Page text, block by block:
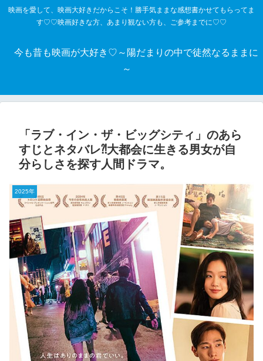
映画を愛して、映画大好きだからこそ！勝手気ままな感想書かせてもらってま
す♡♡映画好きな方、あまり観ない方も、ご参考までに♡♡
今も昔も映画が大好き♡～陽だまりの中で徒然なるままに
～
「ラブ・イン・ザ・ビッグシティ」のあら
すじとネタバレ⁈大都会に生きる男女が自
分らしさを探す人間ドラマ。
2025年